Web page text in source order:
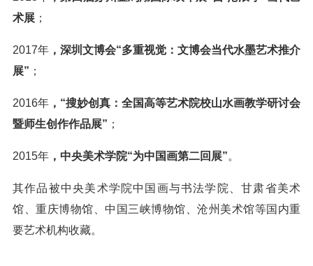
术展 ；
2017年 ，深圳文博会“多重视觉：文博会当代水墨艺术推介
展” ；
2016年 ，“搜妙创真：全国高等艺术院校山水画教学研讨会
暨师生创作作品展” ；
2015年 ，中央美术学院“为中国画第二回展”。
其作品被中央美术学院中国画与书法学院、甘肃省美术
馆、重庆博物馆、中国三峡博物馆、沧州美术馆等国内重
要艺术机构收藏。